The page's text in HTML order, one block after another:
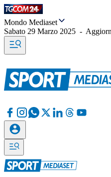
Mondo Mediaset
Sabato 29 Marzo 2025 -